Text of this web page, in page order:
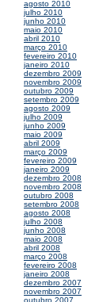
agosto 2010
julho 2010
junho 2010
maio 2010
abril 2010
março 2010
fevereiro 2010
janeiro 2010
dezembro 2009
novembro 2009
outubro 2009
setembro 2009
agosto 2009
julho 2009
junho 2009
maio 2009
abril 2009
março 2009
fevereiro 2009
janeiro 2009
dezembro 2008
novembro 2008
outubro 2008
setembro 2008
agosto 2008
julho 2008
junho 2008
maio 2008
abril 2008
março 2008
fevereiro 2008
janeiro 2008
dezembro 2007
novembro 2007